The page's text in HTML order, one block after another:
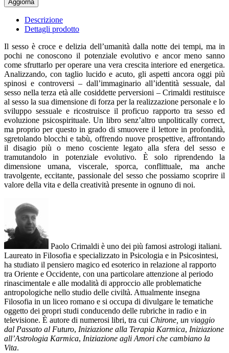
Descrizione
Dettagli prodotto
Il sesso è croce e delizia dell’umanità dalla notte dei tempi, ma in
pochi ne conoscono il potenziale evolutivo e ancor meno sanno
come sfruttarlo per operare una vera crescita interiore ed energetica.
Analizzando, con taglio lucido e acuto, gli aspetti ancora oggi più
spinosi e controversi – dall’immaginario all’identità sessuale, dal
sesso nella terza età alle cosiddette perversioni – Crimaldi restituisce
al sesso la sua dimensione di forza per la realizzazione personale e lo
sviluppo sessuale e ricostruisce il proficuo rapporto tra sesso ed
evoluzione psicospirituale. Un libro senz’altro unpolitically correct,
ma proprio per questo in grado di smuovere il lettore in profondità,
sgretolando blocchi e tabù, offrendo nuove prospettive, affrontando
il disagio più o meno cosciente legato alla sfera del sesso e
tramutandolo in potenziale evolutivo. È solo riprendendo la
dimensione umana, viscerale, sporca, conflittuale, ma anche
travolgente, eccitante, passionale del sesso che possiamo scoprire il
valore della vita e della creatività presente in ognuno di noi.
Paolo Crimaldi è uno dei più famosi astrologi italiani.
Laureato in Filosofia e specializzato in Psicologia e in Psicosintesi,
ha studiato il pensiero magico ed esoterico in relazione al rapporto
tra Oriente e Occidente, con una particolare attenzione al periodo
rinascimentale e alle modalità di approccio alle problematiche
antropologiche nello studio delle civiltà. Attualmente insegna
Filosofia in un liceo romano e si occupa di divulgare le tematiche
oggetto dei propri studi conducendo delle rubriche in radio e in
televisione. È autore di numerosi libri, tra cui Chirone, un viaggio
dal Passato al Futuro, Iniziazione alla Terapia Karmica, Iniziazione
all’Astrologia Karmica, Iniziazione agli Amori che cambiano la
Vita.